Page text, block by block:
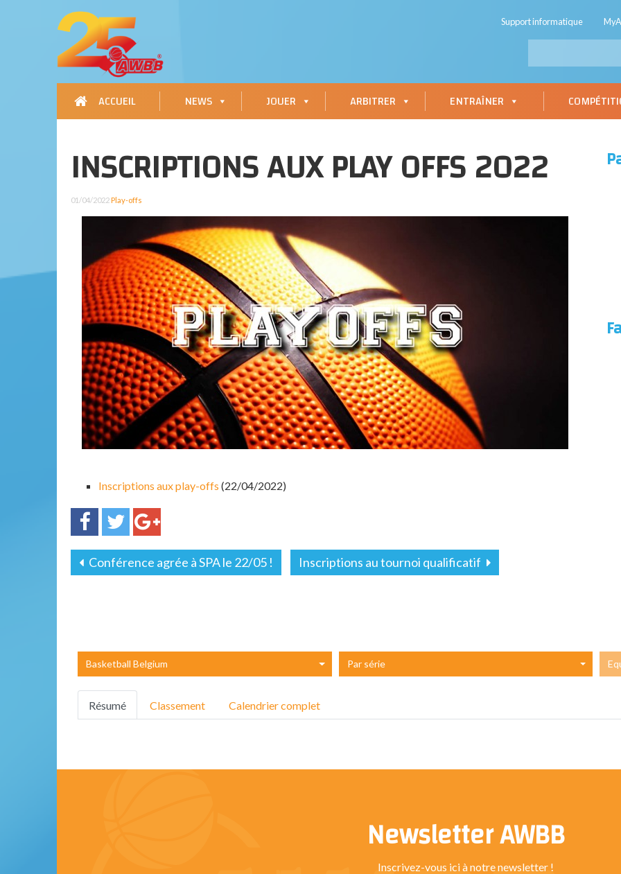
Support informatique
ACCUEIL NEWS JOUER ARBITRER ENTRAÎNER
INSCRIPTIONS AUX PLAY OFFS 2022
01/04/2022Play-offs
Inscriptions aux play-offs (22/04/2022)
Conférence agrée à SPA le 22/05 ! Inscriptions au tournoi qualificatif
Basketball Belgium Par série
Résumé Classement Calendrier complet
Newsletter AWBB
Inscrivez-vous ici à notre newsletter !